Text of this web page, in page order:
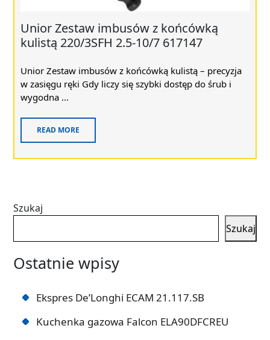
Unior Zestaw imbusów z końcówką
kulistą 220/3SFH 2.5-10/7 617147
Unior Zestaw imbusów z końcówką kulistą – precyzja
w zasięgu ręki Gdy liczy się szybki dostęp do śrub i
wygodna ...
READ MORE
Szukaj
Szukaj
Ostatnie wpisy
Ekspres De’Longhi ECAM 21.117.SB
Kuchenka gazowa Falcon ELA90DFCREU